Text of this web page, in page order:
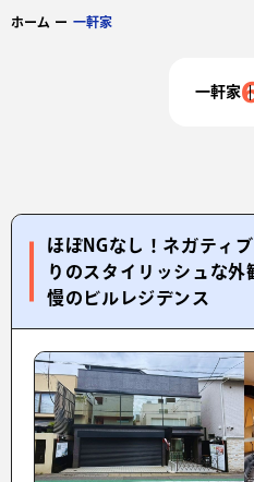
ホーム ー 一軒家
一軒家
ほぼNGなし！ネガティ
りのスタイリッシュな外
慢のビルレジデンス